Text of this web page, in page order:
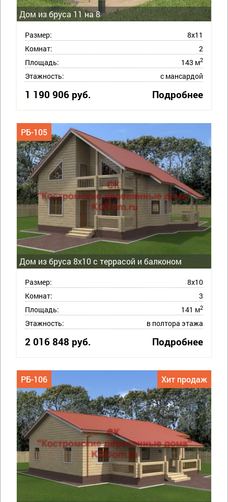
Дом из бруса 11 на 8
Размер:
8х11
Комнат:
2
Площадь:
143 м2
Этажность: с мансардой
1 190 906 руб. Подробнее
Дом из бруса 8х10 с террасой и балконом
РБ-105
Размер:
8х10
Комнат:
3
Площадь:
141 м2
Этажность: в полтора этажа
2 016 848 руб. Подробнее
РБ-106 Хит продаж